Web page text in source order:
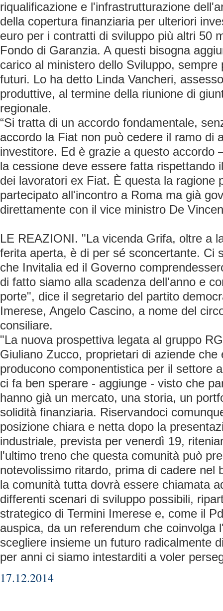
riqualificazione e l'infrastrutturazione
della copertura finanziaria per ulteriori
euro per i contratti di sviluppo più altri 50
Fondo di Garanzia. A questi bisogna
carico al ministero dello Sviluppo, sempre
futuri. Lo ha detto Linda Vancheri,
produttive, al termine della riunione di
regionale.
“Si tratta di un accordo fondamentale,
accordo la Fiat non può cedere il ramo di
investitore. Ed è grazie a questo accordo
la cessione deve essere fatta rispettando
dei lavoratori ex Fiat. È questa la ragione
partecipato all'incontro a Roma ma già
direttamente con il vice ministro De
LE REAZIONI. "La vicenda Grifa, oltre a
ferita aperta, è di per sé sconcertante. Ci
che Invitalia ed il Governo
di fatto siamo alla scadenza dell'anno e
porte", dice il segretario del partito
Imerese, Angelo Cascino, a nome del
consiliare.
"La nuova prospettiva legata al gruppo
Giuliano Zucco, proprietari di aziende che
producono componentistica per il settore
ci fa ben sperare - aggiunge - visto che
hanno già un mercato, una storia, un
solidità finanziaria. Riservandoci
posizione chiara e netta dopo la
industriale, prevista per venerdì 19,
l'ultimo treno che questa comunità può
notevolissimo ritardo, prima di cadere nel
la comunità tutta dovrà essere chiamata
differenti scenari di sviluppo possibili,
strategico di Termini Imerese e, come il
auspica, da un referendum che coinvolga
scegliere insieme un futuro radicalmente
per anni ci siamo intestarditi a voler
17.12.2014